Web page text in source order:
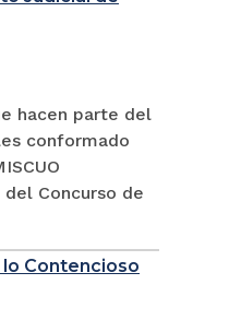
hacen parte del
conformado
Concurso de
lo Contencioso